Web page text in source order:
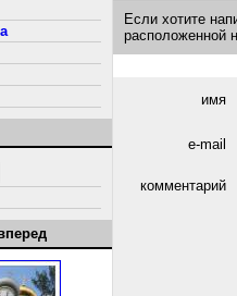
Если хотите
расположенной
имя
e-mail
комментарий